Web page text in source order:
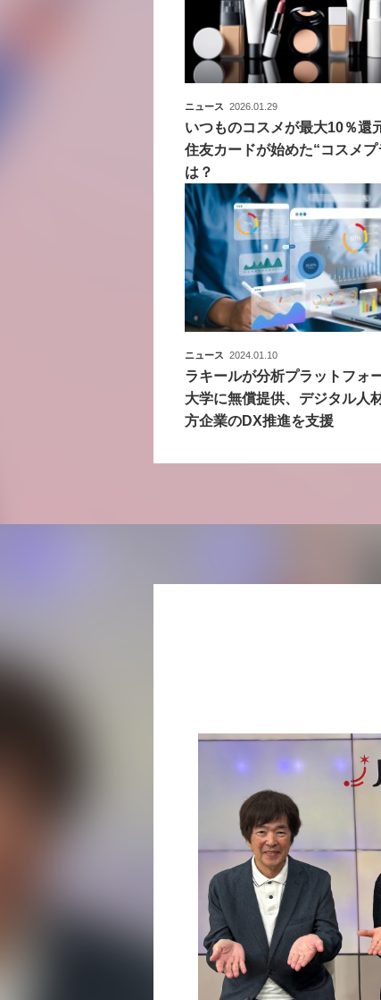
ニュース 2026.01.29
いつものコスメが最大10％還
住友カードが始めた“コスメプ
は？
ニュース 2024.01.10
ラキールが分析プラットフォ
大学に無償提供、デジタル人
方企業のDX推進を支援